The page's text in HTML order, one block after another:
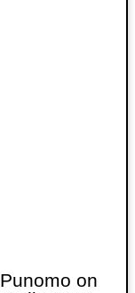
Punomo on